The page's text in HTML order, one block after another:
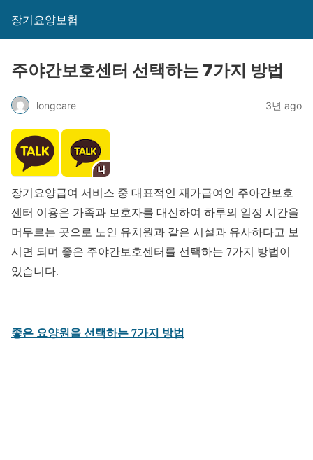
장기요양보험
주야간보호센터 선택하는 7가지 방법
longcare 3년 ago
장기요양급여 서비스 중 대표적인 재가급여인 주아간보호
센터 이용은 가족과 보호자를 대신하여 하루의 일정 시간을
머무르는 곳으로 노인 유치원과 같은 시설과 유사하다고 보
시면 되며 좋은 주야간보호센터를 선택하는 7가지 방법이
있습니다.
좋은 요양원을 선택하는 7가지 방법